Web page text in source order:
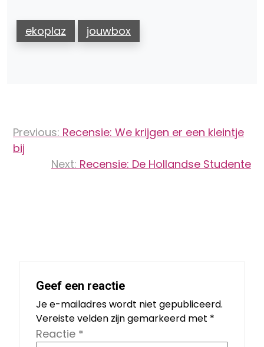
ekoplaz jouwbox
navigatie
Previous: Recensie: We krijgen er een kleintje
bij
Next: Recensie: De Hollandse Studente
Geef een reactie
Je e-mailadres wordt niet gepubliceerd.
Vereiste velden zijn gemarkeerd met *
Reactie *